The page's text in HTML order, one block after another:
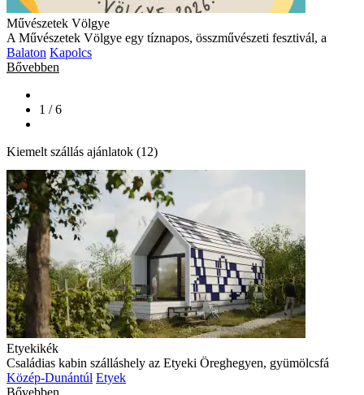
Művészetek Völgye
A Művészetek Völgye egy tíznapos, összművészeti fesztivál, a
Balaton Kapolcs
Bővebben
1 / 6
Kiemelt szállás ajánlatok (12)
Etyekikék
Családias kabin szálláshely az Etyeki Öreghegyen, gyümölcsfá
Közép-Dunántúl Etyek